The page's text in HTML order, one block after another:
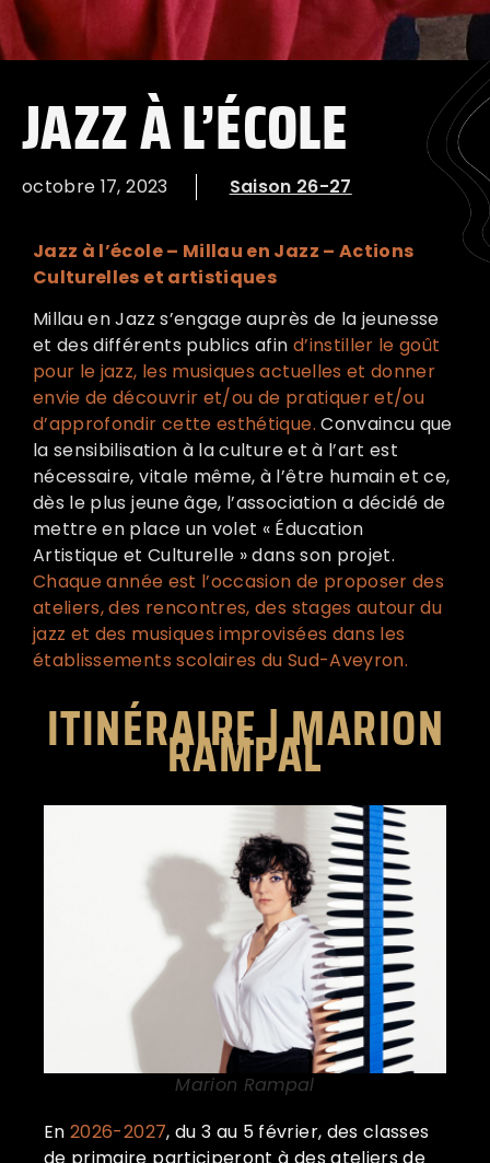
JAZZ À L’ÉCOLE
octobre 17, 2023 Saison 26-27
Jazz à l’école – Millau en Jazz – Actions
Culturelles et artistiques
Millau en Jazz s’engage auprès de la jeunesse
et des différents publics afin d’instiller le goût
pour le jazz, les musiques actuelles et donner
envie de découvrir et/ou de pratiquer et/ou
d’approfondir cette esthétique.Convaincu que
la sensibilisation à la culture et à l’art est
nécessaire, vitale même, à l’être humain et ce,
dès le plus jeune âge, l’association a décidé de
mettre en place un volet « Éducation
Artistique et Culturelle » dans son projet.
Chaque année est l’occasion de proposer des
ateliers, des rencontres, des stages autour du
jazz et des musiques improvisées dans les
établissements scolaires du Sud-Aveyron.
ITINÉRAIRE | MARION
RAMPAL
Marion Rampal
En2026-2027, du 3 au 5 février, des classes